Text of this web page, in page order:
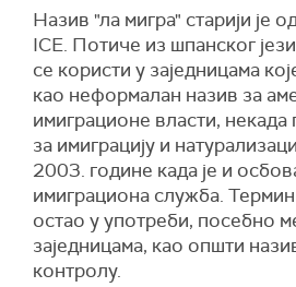
Назив "ла мигра" старији је
ICE. Потиче из шпанског
се користи у заједницама
као неформалан назив за
имиграционе власти,
за имиграцију и
2003. године када је и
имиграциона служба. Термин
остао у употреби, посебно
заједницама, као општи
контролу.